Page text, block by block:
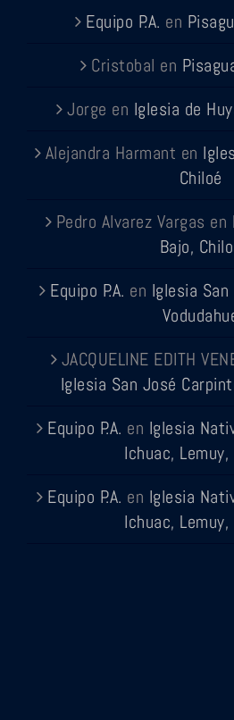
Equipo P.A. en
Cristobal en
Jorge en Iglesia de
Alejandra Harmant en
Chiloé
Pedro Alvarez Vargas en
Bajo,
Equipo P.A. en Iglesia
JACQUELINE EDITH
Iglesia San José
Equipo P.A. en Iglesia
Ichuac, Lemuy,
Equipo P.A. en Iglesia
Ichuac, Lemuy,